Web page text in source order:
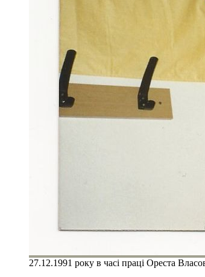
27.12.1991 року в часі праці Ореста